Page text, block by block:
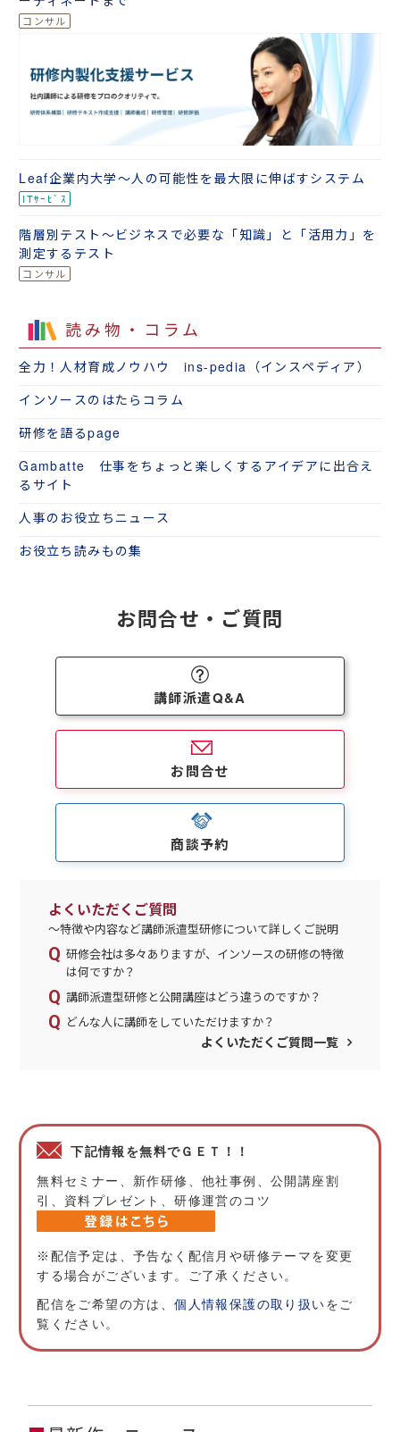
Leaf企業内大学～人の可能性を最大限に伸ばすシステム
階層別テスト～ビジネスで必要な「知識」と「活用力」を
測定するテスト
読み物・コラム
全力！人材育成ノウハウ ins-pedia（インスペディア）
インソースのはたらコラム
研修を語るpage
Gambatte 仕事をちょっと楽しくするアイデアに出合え
るサイト
人事のお役立ちニュース
お役立ち読みもの集
お問合せ・ご質問
講師派遣Q&A
お問合せ
商談予約
よくいただくご質問
～特徴や内容など講師派遣型研修について詳しくご説明
研修会社は多々ありますが、インソースの研修の特徴
は何ですか？
講師派遣型研修と公開講座はどう違うのですか？
どんな人に講師をしていただけますか？
よくいただくご質問一覧
下記情報を無料でＧＥＴ！！
無料セミナー、新作研修、他社事例、公開講座割
引、資料プレゼント、研修運営のコツ
※配信予定は、予告なく配信月や研修テーマを変更
する場合がございます。ご了承ください。
配信をご希望の方は、個人情報保護の取り扱いをご
覧ください。